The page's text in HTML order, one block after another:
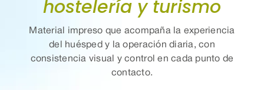
hostelería y turismo
Material impreso que acompaña la experiencia
del huésped y la operación diaria, con
consistencia visual y control en cada punto de
contacto.